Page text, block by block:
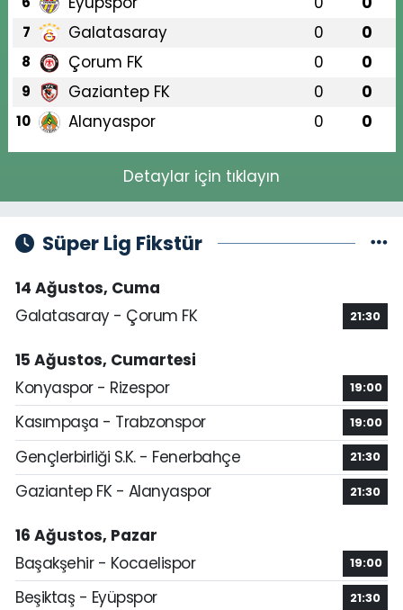
7 Galatasaray 0 0
8 Çorum FK 0 0
9 Gaziantep FK 0 0
10 Alanyaspor 0 0
Detaylar için tıklayın
Süper Lig Fikstür
14 Ağustos, Cuma
Galatasaray - Çorum FK
21:30
15 Ağustos, Cumartesi
Konyaspor - Rizespor
19:00
Kasımpaşa - Trabzonspor 19:00
Gençlerbirliği S.K. - Fenerbahçe 21:30
Gaziantep FK - Alanyaspor 21:30
16 Ağustos, Pazar
Başakşehir - Kocaelispor
19:00
Beşiktaş - Eyüpspor 21:30